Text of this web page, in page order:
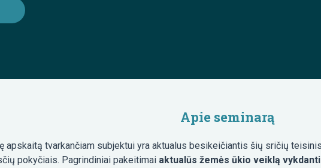
Apie seminarą
apskaitą tvarkančiam subjektui yra aktualus besikeičiantis šių sričių
pokyčiais. Pagrindiniai pakeitimai aktualūs žemės ūkio veiklą